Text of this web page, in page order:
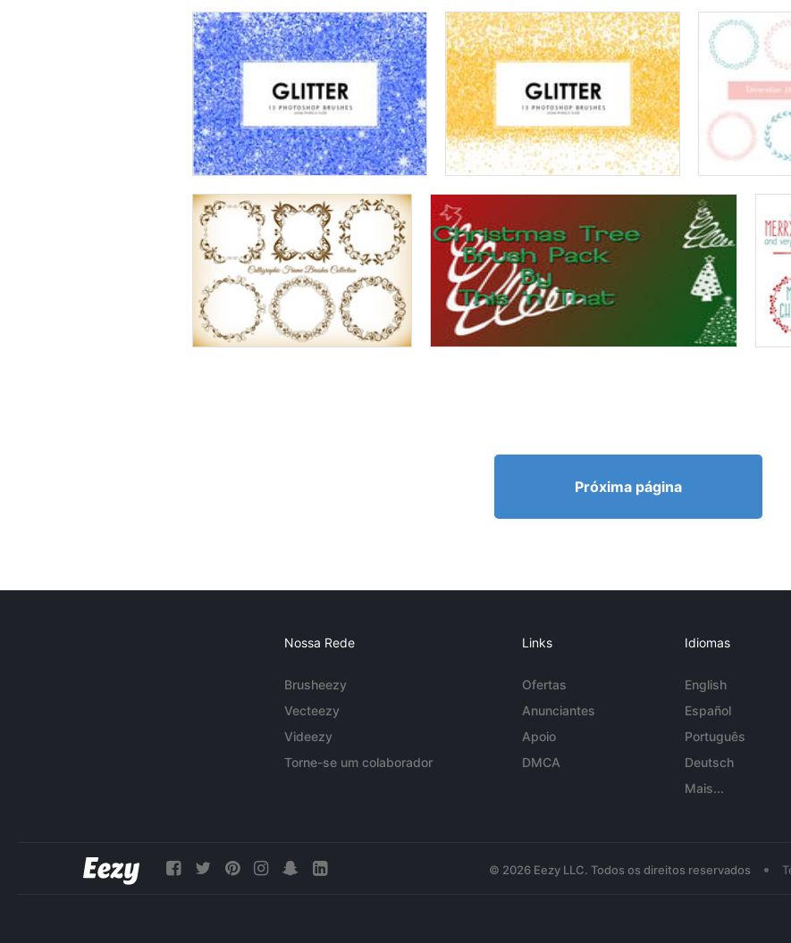
Próxima página
Nossa Rede
Brusheezy
Vecteezy
Videezy
Torne-se um colaborador
Links
Ofertas
Anunciantes
Apoio
DMCA
Idiomas
English
Español
Português
Deutsch
Mais...
© 2026 Eezy LLC. Todos os direitos reservados •